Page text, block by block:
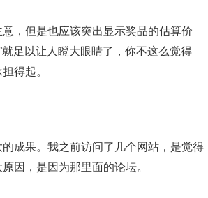
，但是也应该突出显示奖品的估算价
足以让人瞪大眼睛了，你不这么觉得
得起。
成果。我之前访问了几个网站，是觉得
因，是因为那里面的论坛。